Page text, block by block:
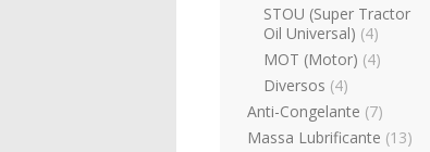
STOU (Super Tractor
Oil Universal) (4)
MOT (Motor) (4)
Diversos (4)
Anti-Congelante (7)
Massa Lubrificante (13)